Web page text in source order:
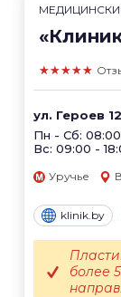
★★★★★
ул. Героев
Пн - Сб: 08:00
Вс: 09:00 -
Уручье
klinik.by
более